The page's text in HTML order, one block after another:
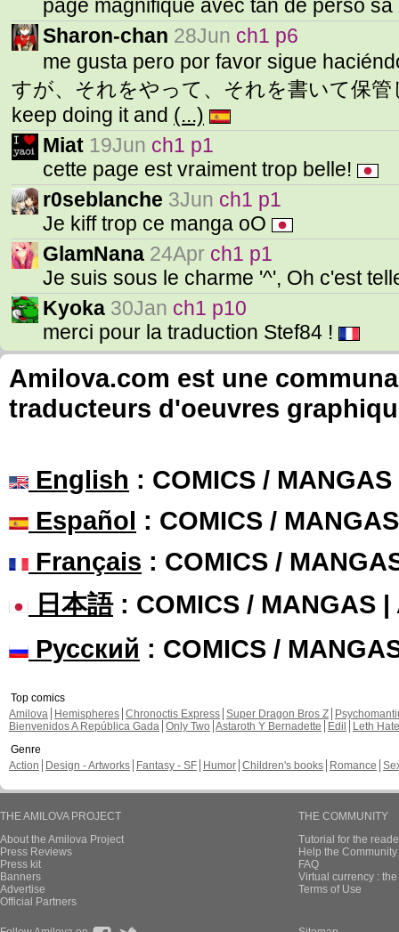
page magnifique avec tan de perso
Sharon-chan 28Jun ch1 p6
me gusta pero por favor sigue
すが、それをやって、それを書いて保
keep doing it and (...)
Miat 19Jun ch1 p1
cette page est vraiment trop belle!
r0seblanche 3Jun ch1 p1
Je kiff trop ce manga oO
GlamNana 24Apr ch1 p1
Je suis sous le charme '^', Oh c'est
Kyoka 30Jan ch1 p10
merci pour la traduction Stef84 !
Amilova.com est une
traducteurs d'oeuvres
English : COMICS /
Español : COMICS /
Français : COMICS /
日本語: COMICS / MANGAS |
Русский : COMICS /
Top comics
Amilova
Hemispheres Chronoctis Express Super Dragon Bros Z
Bienvenidos A República Gada Only Two Astaroth Y Bernadette Edil
Leth Hate
Genre
Action
Design - Artworks Fantasy - SF Humor Children's books Romance
THE AMILOVA PROJECT
About the Amilova Project
Press Reviews
Press kit
Banners
Advertise
Official Partners
THE COMMUNITY
Tutorial for the
Help the
FAQ
Virtual currency :
Terms of Use